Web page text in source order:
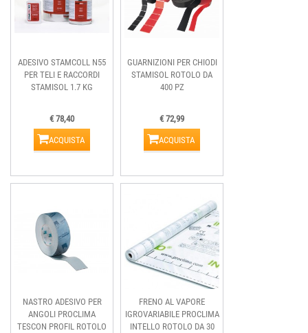
ADESIVO STAMCOLL N55
PER TELI E RACCORDI
STAMISOL 1.7 KG
€ 78,40
ACQUISTA
GUARNIZIONI PER CHIODI
STAMISOL ROTOLO DA
400 PZ
€ 72,99
ACQUISTA
NASTRO ADESIVO PER
ANGOLI PROCLIMA
TESCON PROFIL ROTOLO
FRENO AL VAPORE
IGROVARIABILE PROCLIMA
INTELLO ROTOLO DA 30